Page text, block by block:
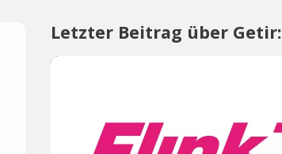
Letzter Beitrag über Getir: